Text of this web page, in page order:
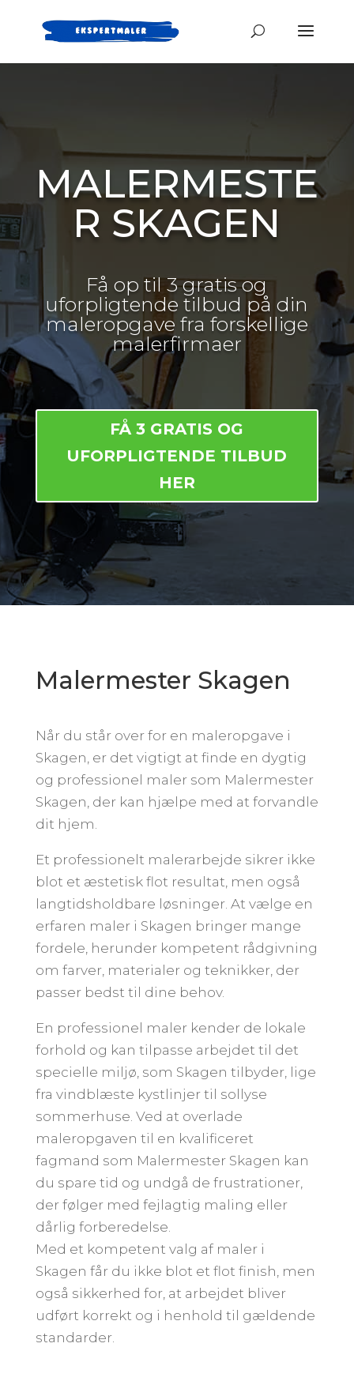
MALERMESTE
R SKAGEN
Få op til 3 gratis og
uforpligtende tilbud på din
maleropgave fra forskellige
malerfirmaer
FÅ 3 GRATIS OG
UFORPLIGTENDE TILBUD
HER
Malermester Skagen
Når du står over for en maleropgave i
Skagen, er det vigtigt at finde en dygtig
og professionel maler som Malermester
Skagen, der kan hjælpe med at forvandle
dit hjem.
Et professionelt malerarbejde sikrer ikke
blot et æstetisk flot resultat, men også
langtidsholdbare løsninger. At vælge en
erfaren maler i Skagen bringer mange
fordele, herunder kompetent rådgivning
om farver, materialer og teknikker, der
passer bedst til dine behov.
En professionel maler kender de lokale
forhold og kan tilpasse arbejdet til det
specielle miljø, som Skagen tilbyder, lige
fra vindblæste kystlinjer til sollyse
sommerhuse. Ved at overlade
maleropgaven til en kvalificeret
fagmand som Malermester Skagen kan
du spare tid og undgå de frustrationer,
der følger med fejlagtig maling eller
dårlig forberedelse.
Med et kompetent valg af maler i
Skagen får du ikke blot et flot finish, men
også sikkerhed for, at arbejdet bliver
udført korrekt og i henhold til gældende
standarder.